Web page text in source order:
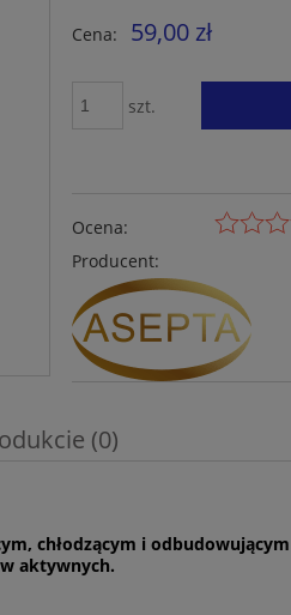
Cena: 59,00 zł
szt.
Ocena:
Producent:
(0)
chłodzącym i
aktywnych.